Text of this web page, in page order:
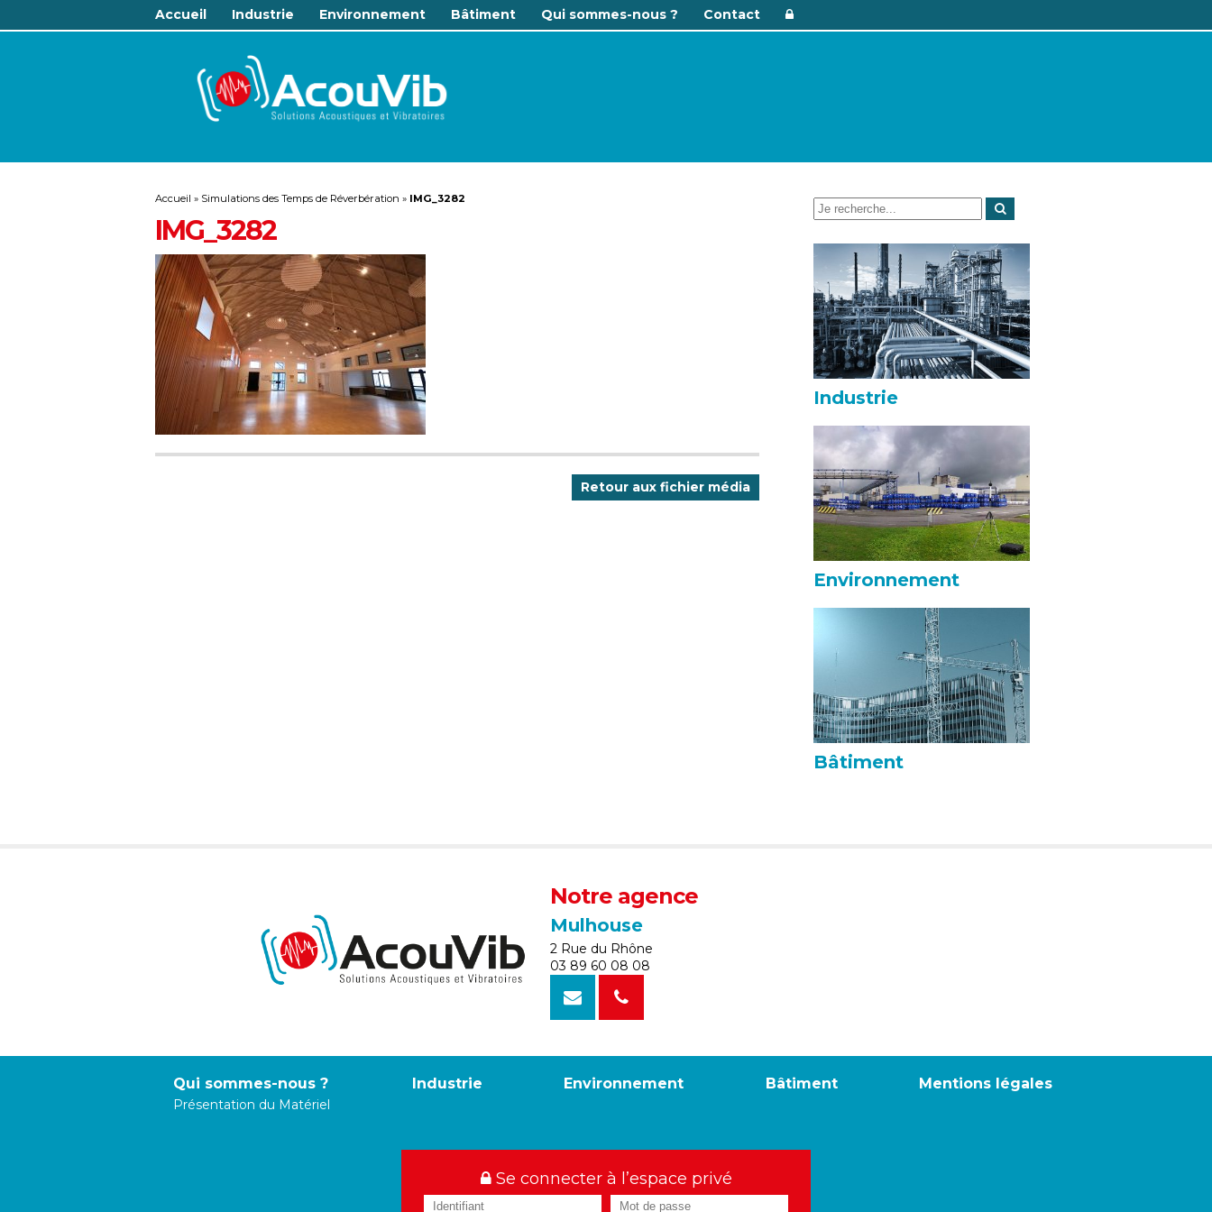
Accueil Industrie Environnement Bâtiment Qui sommes-nous ? Contact
Accueil » Simulations des Temps de Réverbération » IMG_3282
IMG_3282
Retour aux fichier média
Industrie
Environnement
Bâtiment
Notre agence
Mulhouse
2 Rue du Rhône
03 89 60 08 08
Qui sommes-nous ?
Présentation du Matériel
Industrie Environnement Bâtiment Mentions légales
Se connecter à l’espace privé